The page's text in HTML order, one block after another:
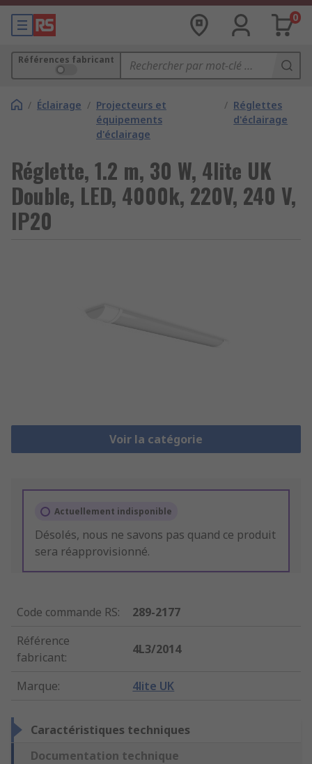
0
Références fabricant
/ Éclairage / Projecteurs et
équipements
d'éclairage
/ Réglettes
d'éclairage
Réglette, 1.2 m, 30 W, 4lite UK
Double, LED, 4000k, 220V, 240 V,
IP20
Voir la catégorie
Actuellement indisponible
Désolés, nous ne savons pas quand ce produit
sera réapprovisionné.
Code commande RS:
289-2177
Référence
fabricant:
4L3/2014
Marque: 4lite UK
Caractéristiques techniques
Documentation technique